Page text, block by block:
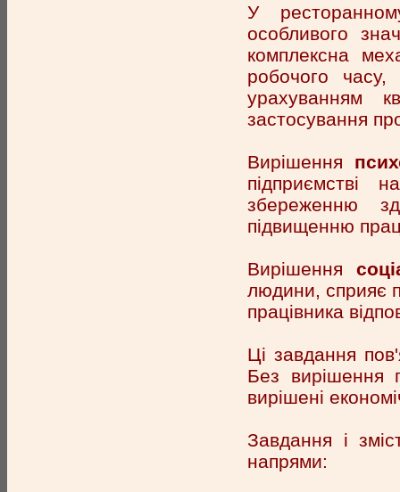
У
особливого
комплексна
робочого
урахуванням
застосування
Вирішення
підприємстві
збереженню
підвищенню
Вирішення
людини, сприяє
працівника
Ці завдання
Без вирішення
вирішені
Завдання і
напрями: